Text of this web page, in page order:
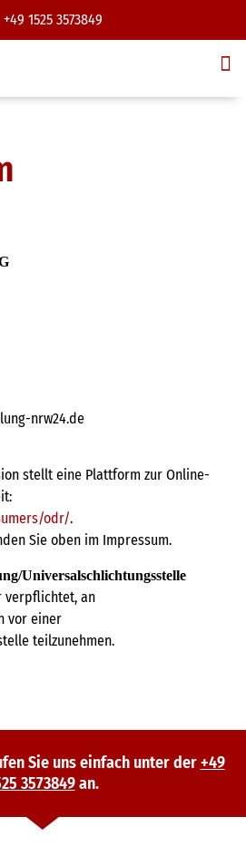
+49 1525 3573849
nrw24.de
stellt eine Plattform zur Online-
odr/.
Sie oben im Impressum.
Universalschlichtungsstelle
verpflichtet, an
vor einer
teilzunehmen.
Sie uns einfach unter der+49
3573849an.